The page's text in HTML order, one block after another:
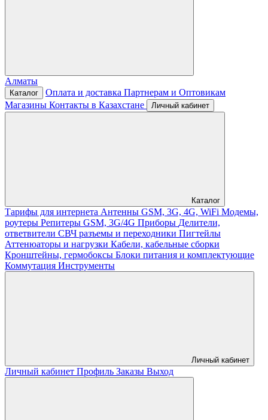
Алматы
Каталог Оплата и доставка Партнерам и Оптовикам
Магазины Контакты в Казахстане Личный кабинет
Каталог
Тарифы для интернета Антенны GSM, 3G, 4G, WiFi Модемы,
роутеры Репитеры GSM, 3G/4G Приборы Делители,
ответвители СВЧ разъемы и переходники Пигтейлы
Аттенюаторы и нагрузки Кабели, кабельные сборки
Кронштейны, гермобоксы Блоки питания и комплектующие
Коммутация Инструменты
Личный кабинет
Личный кабинет Профиль Заказы Выход